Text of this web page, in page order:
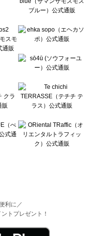
利に／
トプレゼント！